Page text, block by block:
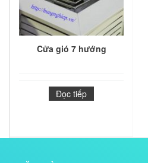
Cửa gió 7 hướng
Đọc tiếp